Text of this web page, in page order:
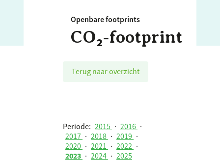
Openbare footprints
CO₂‑footprint
Terug naar overzicht
Periode: 2015 · 2016 ·
2017 · 2018 · 2019 ·
2020 · 2021 · 2022 ·
2023 · 2024 · 2025